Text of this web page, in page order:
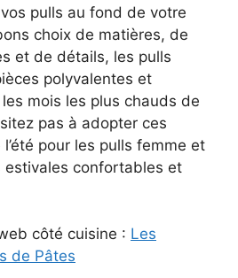
pulls au fond de votre
choix de matières, de
et de détails, les pulls
polyvalentes et
mois les plus chauds de
pas à adopter ces
pour les pulls femme et
estivales confortables et
côté cuisine : Les
de Pâtes